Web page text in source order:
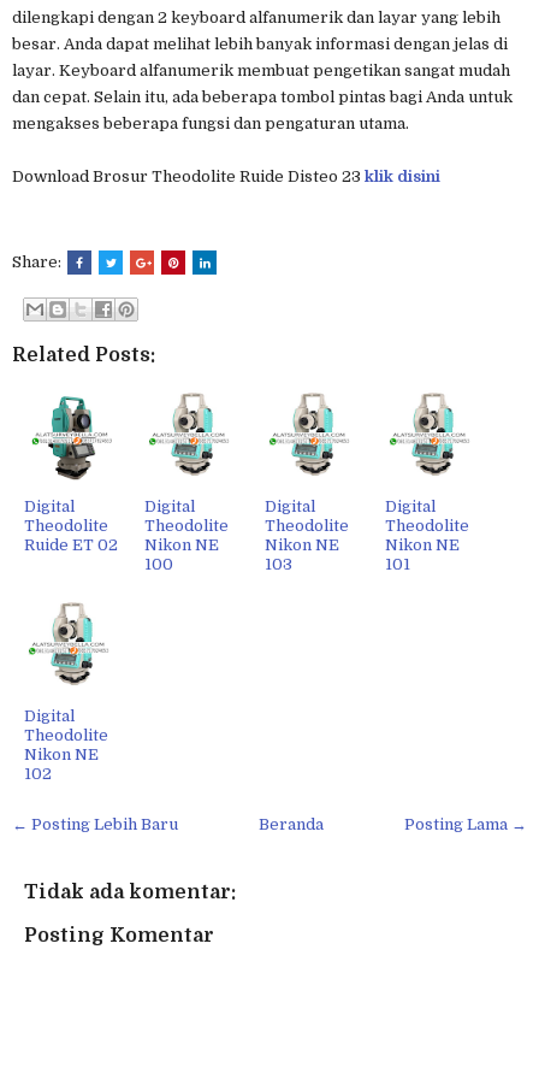
dilengkapi dengan 2 keyboard alfanumerik dan layar yang lebih
besar. Anda dapat melihat lebih banyak informasi dengan jelas di
layar. Keyboard alfanumerik membuat pengetikan sangat mudah
dan cepat. Selain itu, ada beberapa tombol pintas bagi Anda untuk
mengakses beberapa fungsi dan pengaturan utama.
Download Brosur Theodolite Ruide Disteo 23 klik disini
Share:
Related Posts:
Digital
Theodolite
Ruide ET 02
Digital
Theodolite
Nikon NE
100
Digital
Theodolite
Nikon NE
103
Digital
Theodolite
Nikon NE
101
Digital
Theodolite
Nikon NE
102
← Posting Lebih Baru Posting Lama →
Beranda
Tidak ada komentar:
Posting Komentar